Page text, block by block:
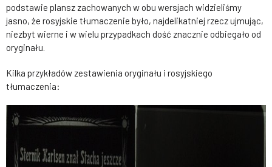
podstawie plansz zachowanych w obu wersjach widzieliśmy
jasno, że rosyjskie tłumaczenie było, najdelikatniej rzecz ujmując,
niezbyt wierne i w wielu przypadkach dość znacznie odbiegało od
oryginału.
Kilka przykładów zestawienia oryginału i rosyjskiego
tłumaczenia: